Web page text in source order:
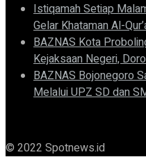
Istiqamah Setiap
Gelar Khataman Al-
BAZNAS Kota
Kejaksaan Negeri,
BAZNAS Bojonegoro
Melalui UPZ SD dan
© 2022 Spotnews.id